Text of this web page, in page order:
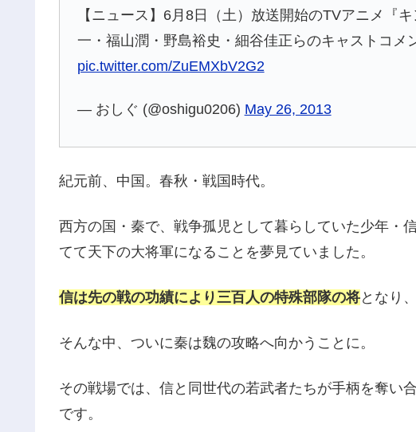
【ニュース】6月8日（土）放送開始のTVアニメ『
一・福山潤・野島裕史・細谷佳正らのキャストコメ
pic.twitter.com/ZuEMXbV2G2
— おしぐ (@oshigu0206) May 26, 2013
紀元前、中国。春秋・戦国時代。
西方の国・秦で、戦争孤児として暮らしていた少年・
てて天下の大将軍になることを夢見ていました。
信は先の戦の功績により三百人の特殊部隊の将となり
そんな中、ついに秦は魏の攻略へ向かうことに。
その戦場では、信と同世代の若武者たちが手柄を奪い
です。